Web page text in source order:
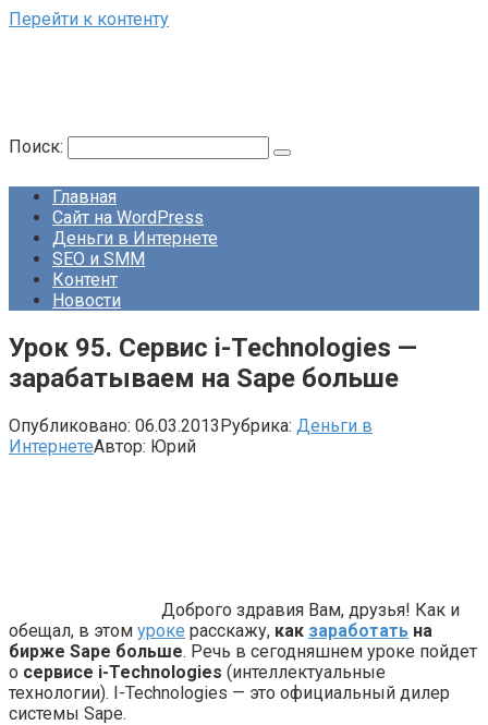
Перейти к контенту
Поиск:
Главная
Сайт на WordPress
Деньги в Интернете
SEO и SMM
Контент
Новости
Урок 95. Сервис i-Technologies —
зарабатываем на Sape больше
Опубликовано: 06.03.2013Рубрика: Деньги в
ИнтернетеАвтор: Юрий
Доброго здравия Вам, друзья! Как и
обещал, в этом уроке расскажу, как заработать на
бирже Sape больше. Речь в сегодняшнем уроке пойдет
о сервисе i-Technologies (интеллектуальные
технологии). I-Technologies — это официальный дилер
системы Sape.